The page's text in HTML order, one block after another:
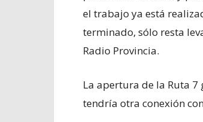
el trabajo ya está
terminado, sólo resta
Radio Provincia.
La apertura de la Ruta 7
tendría otra conexión